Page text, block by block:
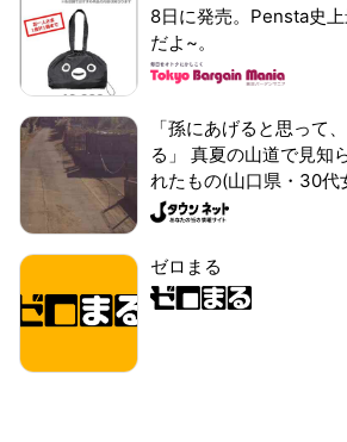
8日に発売。Pensta史
だよ~。
「孫にあげると思って
る」 真夏の山道で見知
れたもの(山口県・30代
ゼロまる